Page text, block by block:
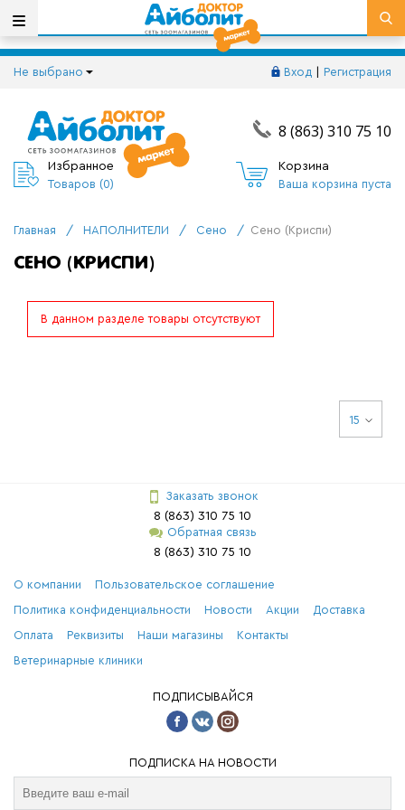
Не выбрано Вход Регистрация
8 (863) 310 75 10
Избранное
Товаров (0)
Корзина
Ваша корзина пуста
Главная / НАПОЛНИТЕЛИ / Сено / Сено (Криспи)
СЕНО (КРИСПИ)
В данном разделе товары отсутствуют
15
Заказать звонок
8 (863) 310 75 10
Обратная связь
8 (863) 310 75 10
О компании Пользовательское соглашение
Политика конфиденциальности Новости Акции Доставка
Оплата Реквизиты Наши магазины Контакты
Ветеринарные клиники
ПОДПИСЫВАЙСЯ
ПОДПИСКА НА НОВОСТИ